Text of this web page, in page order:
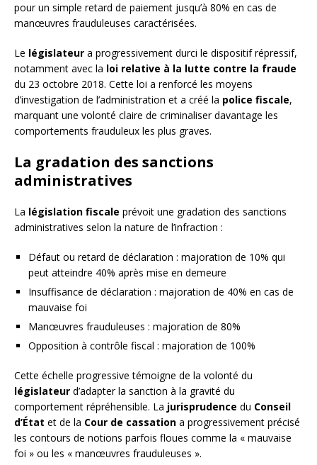
pour un simple retard de paiement jusqu’à 80% en cas de
manœuvres frauduleuses caractérisées.
Le législateur a progressivement durci le dispositif répressif,
notamment avec la loi relative à la lutte contre la fraude
du 23 octobre 2018. Cette loi a renforcé les moyens
d’investigation de l’administration et a créé la police fiscale,
marquant une volonté claire de criminaliser davantage les
comportements frauduleux les plus graves.
La gradation des sanctions
administratives
La législation fiscale prévoit une gradation des sanctions
administratives selon la nature de l’infraction :
Défaut ou retard de déclaration : majoration de 10% qui
peut atteindre 40% après mise en demeure
Insuffisance de déclaration : majoration de 40% en cas de
mauvaise foi
Manœuvres frauduleuses : majoration de 80%
Opposition à contrôle fiscal : majoration de 100%
Cette échelle progressive témoigne de la volonté du
législateur d’adapter la sanction à la gravité du
comportement répréhensible. La jurisprudence du Conseil
d’État et de la Cour de cassation a progressivement précisé
les contours de notions parfois floues comme la « mauvaise
foi » ou les « manœuvres frauduleuses ».